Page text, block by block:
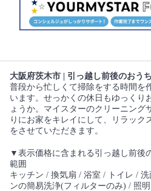
大阪府茨木市 | 引っ越し前後のおう
普段から忙しくて掃除をする時間を
います。せっかくの休日もゆっくり
ょうか。マイスターのクリーニング
りにお家をキレイにして、リラック
をさせていただきます。
▼表示価格に含まれる引っ越し前後
範囲
キッチン / 換気扇 / 浴室 / トイレ /
ンの簡易洗浄(フィルターのみ) / 照